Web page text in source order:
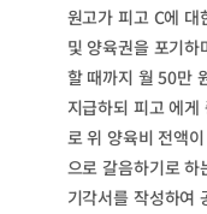
원고가 피고 C에 대
및 양육권을 포기
할 때까지 월 50만
지급하되 피고 에
로 위 양육비 전액
으로 갈음하기로
기각서를 작성하여